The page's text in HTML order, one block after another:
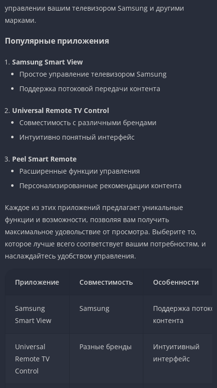
управлении вашим телевизором Samsung и другими
марками.
Популярные приложения
Samsung Smart View
Простое управление телевизором Samsung
Поддержка потоковой передачи контента
Universal Remote TV Control
Совместимость с различными брендами
Интуитивно понятный интерфейс
Peel Smart Remote
Расширенные функции управления
Персонализированные рекомендации контента
Каждое из этих приложений предлагает уникальные
функции и возможности, позволяя вам получить
максимальное удовольствие от просмотра. Выберите то,
которое лучше всего соответствует вашим потребностям, и
наслаждайтесь удобством управления.
Приложение Совместимость Особенности
Samsung
Smart View
Samsung
Поддержка
контента
Universal
Remote TV
Control
Разные бренды
Интуитивный
интерфейс